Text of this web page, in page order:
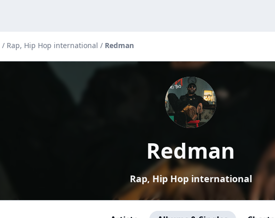
/ Rap, Hip Hop international / Redman
Redman
Rap, Hip Hop international